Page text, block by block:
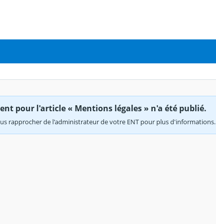
pour l'article « Mentions légales » n'a été publié.
rapprocher de l'administrateur de votre ENT pour plus d'informations.